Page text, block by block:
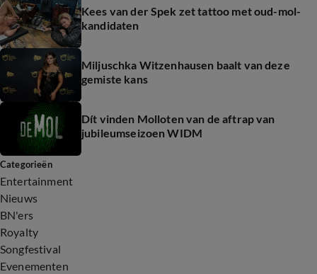
Kees van der Spek zet tattoo met oud-mol-
kandidaten
Miljuschka Witzenhausen baalt van deze
gemiste kans
Dít vinden Molloten van de aftrap van
jubileumseizoen WIDM
Categorieën
Entertainment
Nieuws
BN'ers
Royalty
Songfestival
Evenementen